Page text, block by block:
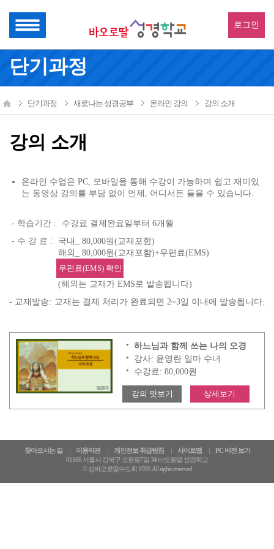
로그인
단기과정
단기과정 새로나는 성경공부 온라인 강의 강의 소개
강의 소개
온라인 수업은 PC, 모바일을 통해 수강이 가능하며 쉽고 재미있
는 동영상 강의를 부담 없이 언제, 어디서든 들을 수 있습니다.
- 학습기간 :
수강료 결제완료일부터 6개월
- 수 강 료 :
국내_ 80,000원(교재포함)
해외_ 80,000원(교재포함)+우편료(EMS)
우편료(EMS) 확인
(해외는 교재가 EMS로 발송됩니다)
- 교재발송: 교재는 결제 처리가 완료되면 2~3일 이내에 발송됩니다.
하느님과 함께 쓰는 나의 오경
강사: 윤영란 일마 수녀
수강료: 80,000원
강의 맛보기 상세보기
찾아오시는 길 이용약관 개인정보 취급방침 사이트맵
PC 버전 보기
01166 서울시 강북구 오현로7길 34 바오로딸 성경학교
© 성바오로딸수도회 1999 All rights reserved